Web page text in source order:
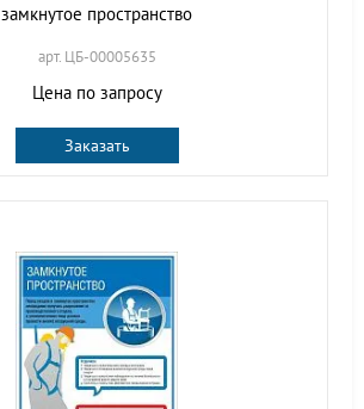
замкнутое пространство
арт. ЦБ-00005635
Цена по запросу
Заказать